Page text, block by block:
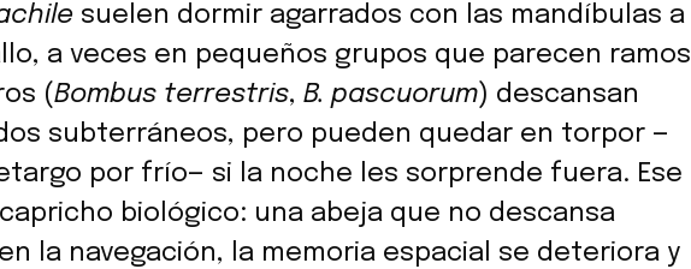
suelen dormir agarrados con las mandíbulas a
a veces en pequeños grupos que parecen ramos
(Bombus terrestris, B. pascuorum) descansan
subterráneos, pero pueden quedar en torpor —
por frío— si la noche les sorprende fuera. Ese
biológico: una abeja que no descansa
la navegación, la memoria espacial se deteriora y